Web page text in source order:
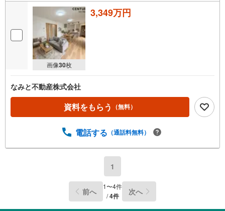
画像30枚
3,349万円
なみと不動産株式会社
資料をもらう （無料）
電話する （通話料無料）
1
前へ 1〜4件
/4件 次へ